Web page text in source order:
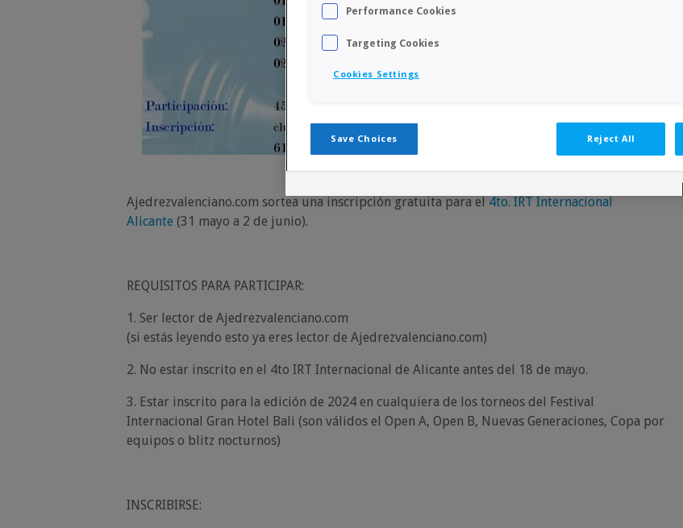
Ajedrezvalenciano.com sortea una inscripción gratuita para el 4to. IRT Internacional
Alicante (31 mayo a 2 de junio).
REQUISITOS PARA PARTICIPAR:
1. Ser lector de Ajedrezvalenciano.com
(si estás leyendo esto ya eres lector de Ajedrezvalenciano.com)
2. No estar inscrito en el 4to IRT Internacional de Alicante antes del 18 de mayo.
3. Estar inscrito para la edición de 2024 en cualquiera de los torneos del Festival
Internacional Gran Hotel Bali (son válidos el Open A, Open B, Nuevas Generaciones, Copa por
equipos o blitz nocturnos)
INSCRIBIRSE:
Performance Cookies
Targeting Cookies
Cookies Settings
Save Choices Reject All